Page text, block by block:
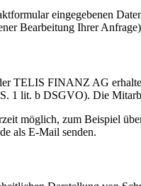
eingegebenen
Bearbeitung Ihrer
TELIS FINANZ AG
1 lit. b DSGVO). Die
möglich, zum Beispiel
als E-Mail senden.